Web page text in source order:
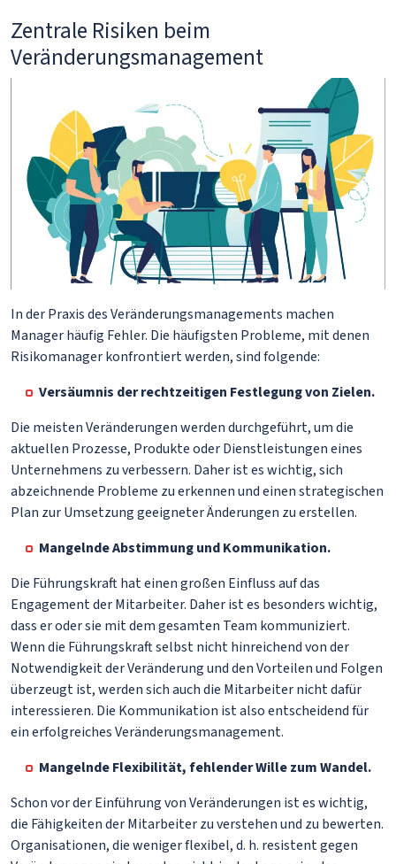
Zentrale Risiken beim
Veränderungsmanagement
In der Praxis des Veränderungsmanagements machen
Manager häufig Fehler. Die häufigsten Probleme, mit denen
Risikomanager konfrontiert werden, sind folgende:
Versäumnis der rechtzeitigen Festlegung von Zielen.
Die meisten Veränderungen werden durchgeführt, um die
aktuellen Prozesse, Produkte oder Dienstleistungen eines
Unternehmens zu verbessern. Daher ist es wichtig, sich
abzeichnende Probleme zu erkennen und einen strategischen
Plan zur Umsetzung geeigneter Änderungen zu erstellen.
Mangelnde Abstimmung und Kommunikation.
Die Führungskraft hat einen großen Einfluss auf das
Engagement der Mitarbeiter. Daher ist es besonders wichtig,
dass er oder sie mit dem gesamten Team kommuniziert.
Wenn die Führungskraft selbst nicht hinreichend von der
Notwendigkeit der Veränderung und den Vorteilen und Folgen
überzeugt ist, werden sich auch die Mitarbeiter nicht dafür
interessieren. Die Kommunikation ist also entscheidend für
ein erfolgreiches Veränderungsmanagement.
Mangelnde Flexibilität, fehlender Wille zum Wandel.
Schon vor der Einführung von Veränderungen ist es wichtig,
die Fähigkeiten der Mitarbeiter zu verstehen und zu bewerten.
Organisationen, die weniger flexibel, d. h. resistent gegen